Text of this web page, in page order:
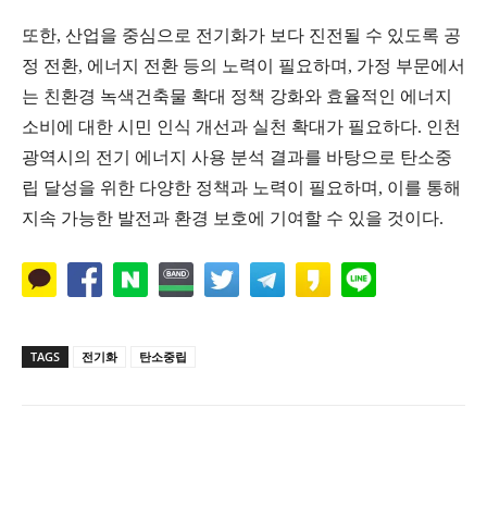
또한, 산업을 중심으로 전기화가 보다 진전될 수 있도록 공
정 전환, 에너지 전환 등의 노력이 필요하며, 가정 부문에서
는 친환경 녹색건축물 확대 정책 강화와 효율적인 에너지
소비에 대한 시민 인식 개선과 실천 확대가 필요하다. 인천
광역시의 전기 에너지 사용 분석 결과를 바탕으로 탄소중
립 달성을 위한 다양한 정책과 노력이 필요하며, 이를 통해
지속 가능한 발전과 환경 보호에 기여할 수 있을 것이다.
TAGS 전기화 탄소중립